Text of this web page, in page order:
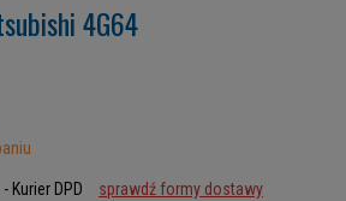
4G64
- Kurier DPD sprawdź formy dostawy